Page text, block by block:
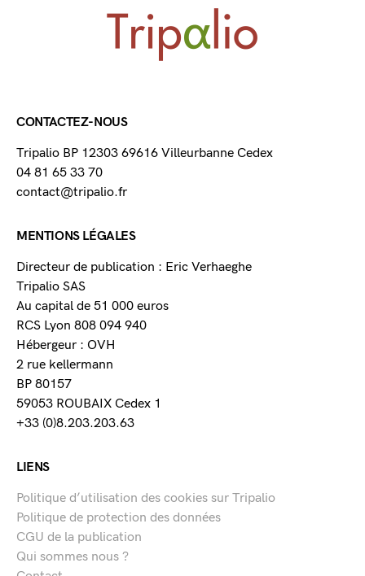
CONTACTEZ-NOUS
Tripalio BP 12303 69616 Villeurbanne Cedex
04 81 65 33 70
contact@tripalio.fr
MENTIONS LÉGALES
Directeur de publication : Eric Verhaeghe
Tripalio SAS
Au capital de 51 000 euros
RCS Lyon 808 094 940
Hébergeur : OVH
2 rue kellermann
BP 80157
59053 ROUBAIX Cedex 1
+33 (0)8.203.203.63
LIENS
Politique d’utilisation des cookies sur Tripalio
Politique de protection des données
CGU de la publication
Qui sommes nous ?